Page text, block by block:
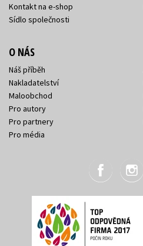
Kontakt na e-shop
Sídlo společnosti
O NÁS
Náš příběh
Nakladatelství
Maloobchod
Pro autory
Pro partnery
Pro média